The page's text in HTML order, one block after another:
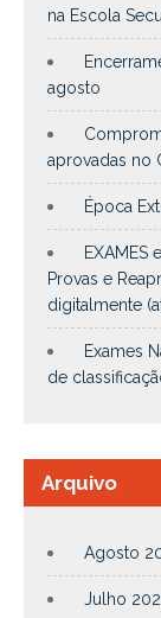
na Escola
agosto
aprovadas no
Época
EXAMES
Provas e
digitalmente
Exames
de
Arquivo
Agosto
Julho